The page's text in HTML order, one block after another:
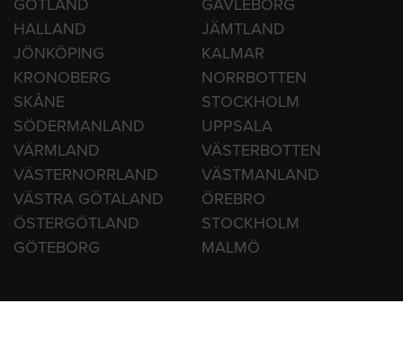
BLEKINGE
DALARNA
GOTLAND
GÄVLEBORG
HALLAND
JÄMTLAND
JÖNKÖPING
KALMAR
KRONOBERG
NORRBOTTEN
SKÅNE
STOCKHOLM
SÖDERMANLAND
UPPSALA
VÄRMLAND
VÄSTERBOTTEN
VÄSTERNORRLAND
VÄSTMANLAND
ÖSTERGÖTLAND
STOCKHOLM